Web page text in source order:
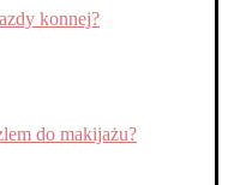
konnej?
do makijażu?